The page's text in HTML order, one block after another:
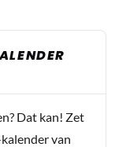
Dat kan! Zet
van